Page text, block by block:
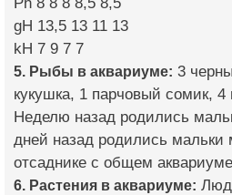
gH 13,5 13 11 13
kH 7 9 7 7
5. Рыбы в аквариуме: 3
кукушка, 1 парчовый сомик, 4
Неделю назад родились
дней назад родились мальки
отсаднике с общем
6. Растения в аквариуме: